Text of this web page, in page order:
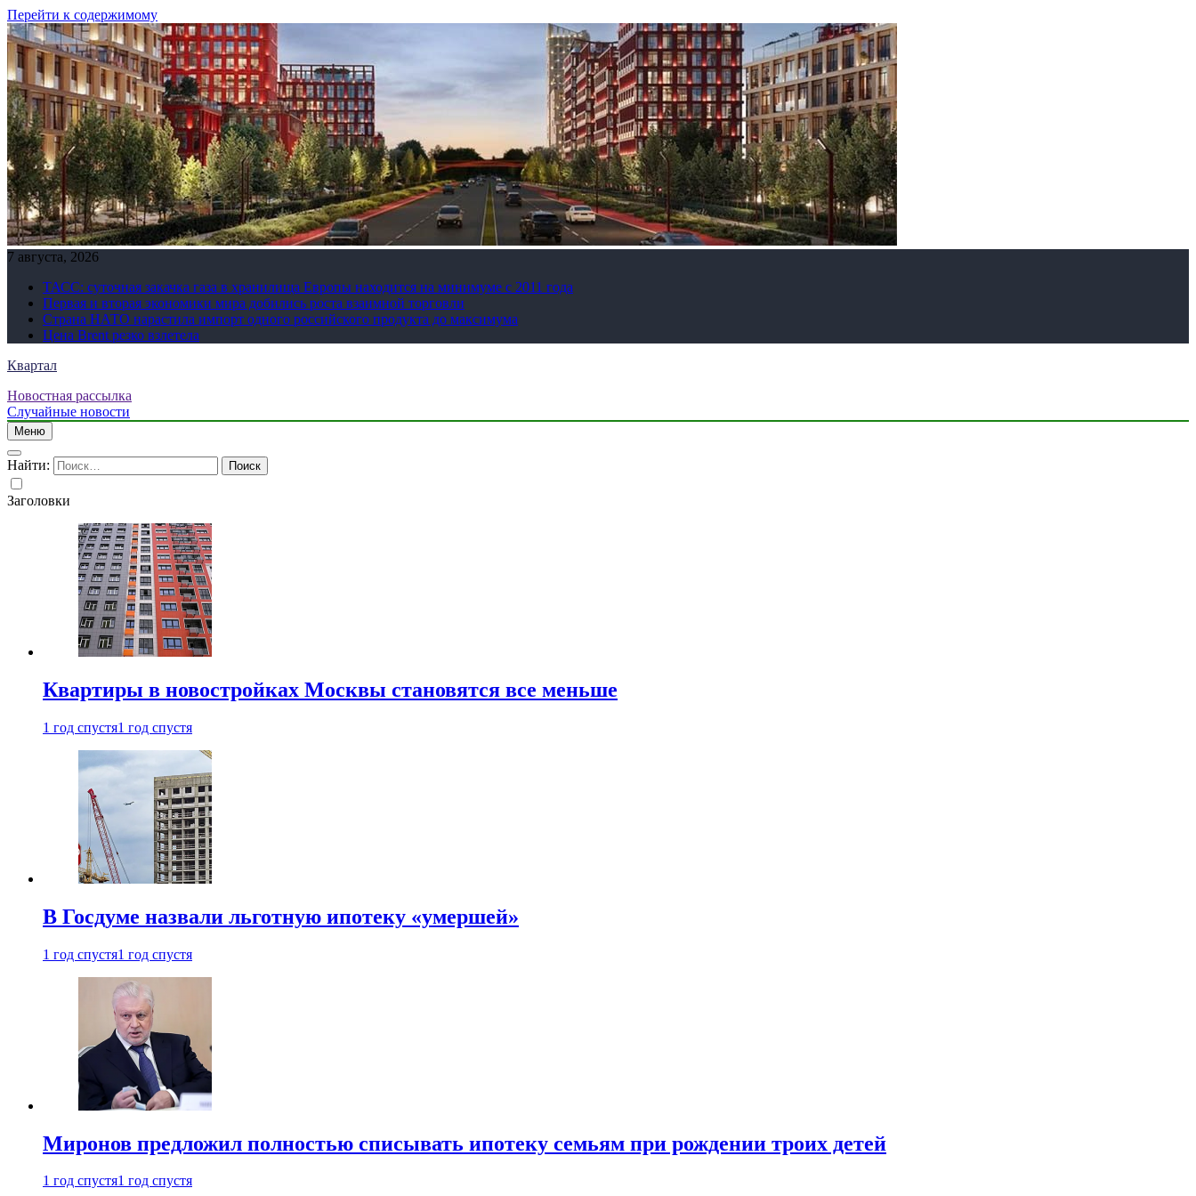
Перейти к содержимому
7 августа, 2026
ТАСС: суточная закачка газа в хранилища Европы находится на минимуме с 2011 года
Первая и вторая экономики мира добились роста взаимной торговли
Страна НАТО нарастила импорт одного российского продукта до максимума
Цена Brent резко взлетела
Квартал
Новостная рассылка
Случайные новости
Меню
Найти:
Заголовки
Квартиры в новостройках Москвы становятся все меньше
1 год спустя1 год спустя
В Госдуме назвали льготную ипотеку «умершей»
1 год спустя1 год спустя
Миронов предложил полностью списывать ипотеку семьям при рождении троих детей
1 год спустя1 год спустя